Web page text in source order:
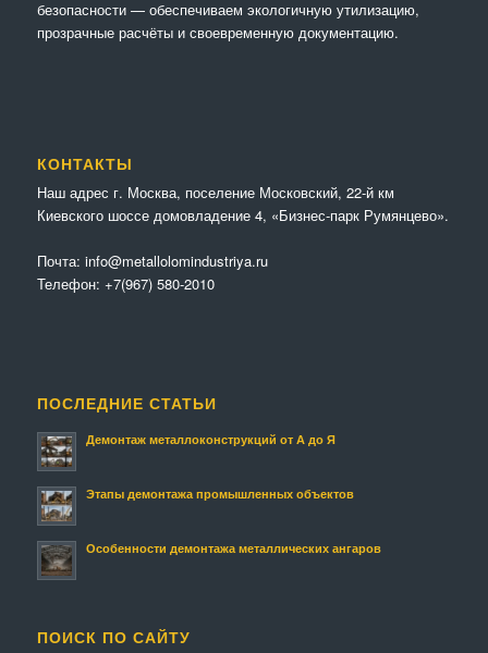
безопасности — обеспечиваем экологичную утилизацию,
прозрачные расчёты и своевременную документацию.
КОНТАКТЫ
Наш адрес г. Москва, поселение Московский, 22-й км
Киевского шоссе домовладение 4, «Бизнес-парк Румянцево».
Почта: info@metallolomindustriya.ru
Телефон: +7(967) 580-2010
ПОСЛЕДНИЕ СТАТЬИ
Демонтаж металлоконструкций от А до Я
Этапы демонтажа промышленных объектов
Особенности демонтажа металлических ангаров
ПОИСК ПО САЙТУ